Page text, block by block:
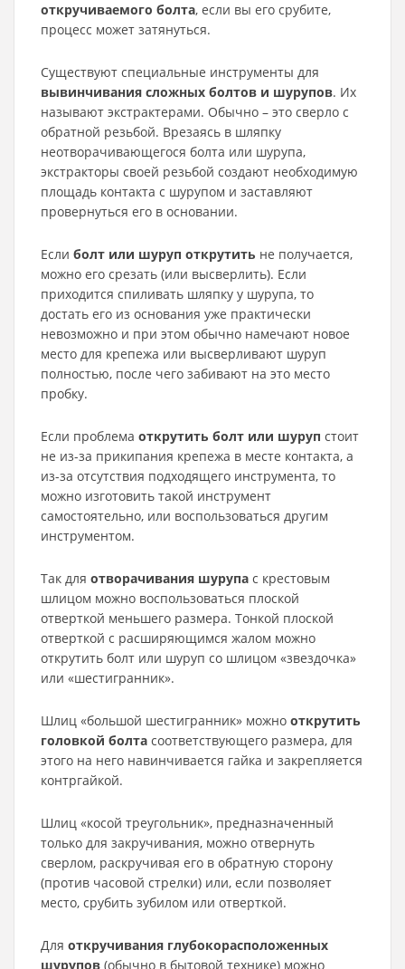
откручиваемого болта, если вы его срубите,
процесс может затянуться.
Существуют специальные инструменты для
вывинчивания сложных болтов и шурупов. Их
называют экстрактерами. Обычно – это сверло с
обратной резьбой. Врезаясь в шляпку
неотворачивающегося болта или шурупа,
экстракторы своей резьбой создают необходимую
площадь контакта с шурупом и заставляют
провернуться его в основании.
Если болт или шуруп открутить не получается,
можно его срезать (или высверлить). Если
приходится спиливать шляпку у шурупа, то
достать его из основания уже практически
невозможно и при этом обычно намечают новое
место для крепежа или высверливают шуруп
полностью, после чего забивают на это место
пробку.
Если проблема открутить болт или шуруп стоит
не из-за прикипания крепежа в месте контакта, а
из-за отсутствия подходящего инструмента, то
можно изготовить такой инструмент
самостоятельно, или воспользоваться другим
инструментом.
Так для отворачивания шурупа с крестовым
шлицом можно воспользоваться плоской
отверткой меньшего размера. Тонкой плоской
отверткой с расширяющимся жалом можно
открутить болт или шуруп со шлицом «звездочка»
или «шестигранник».
Шлиц «большой шестигранник» можно открутить
головкой болта соответствующего размера, для
этого на него навинчивается гайка и закрепляется
контргайкой.
Шлиц «косой треугольник», предназначенный
только для закручивания, можно отвернуть
сверлом, раскручивая его в обратную сторону
(против часовой стрелки) или, если позволяет
место, срубить зубилом или отверткой.
Для откручивания глубокорасположенных
шурупов (обычно в бытовой технике) можно